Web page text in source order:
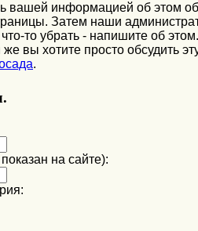
вашей информацией об этом
Затем наши
то убрать - напишите об
вы хотите просто обсудить
.
на сайте):